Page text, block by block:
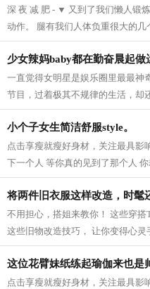
深 夜 减 肥 - ▼ 又到了我们懒人锻
动作。 腿有我们人体负重很大的
们要多锻炼我们的脚，促进血液循...
少女辣妈baby都在勤奋晨起做
一直觉得女明星是娱乐圈里最最神
节目，过着极其不规律的生活，却
羡慕死我们这些凡人啦~老天爷爷
小个子女生简洁舒服style。
点击享瘦就瘦好身材，关注最具影
下一个人 等你真的见到了那个人
模特身高159CM 165cm半熟女生的
将两件旧衣服这样改造，时髦
不用担心，搭姐来教你！ 这些穿搭
这些旧物改造技巧， 让你变得心
等什么，快点学起来吧！ 针织衫 风
这位花臂妹纸练起瑜伽来也是
点击享瘦就瘦好身材，关注最具影